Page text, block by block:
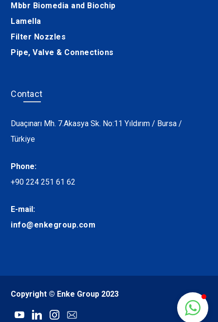
Mbbr Biomedia and Biochip
Lamella
Filter Nozzles
Pipe, Valve & Connections
Contact
Duaçınarı Mh. 7.Akasya Sk. No:11 Yıldırım / Bursa /
Türkiye
Phone:
+90 224 251 61 62
E-mail:
info@enkegroup.com
Copyright © Enke Group 2023